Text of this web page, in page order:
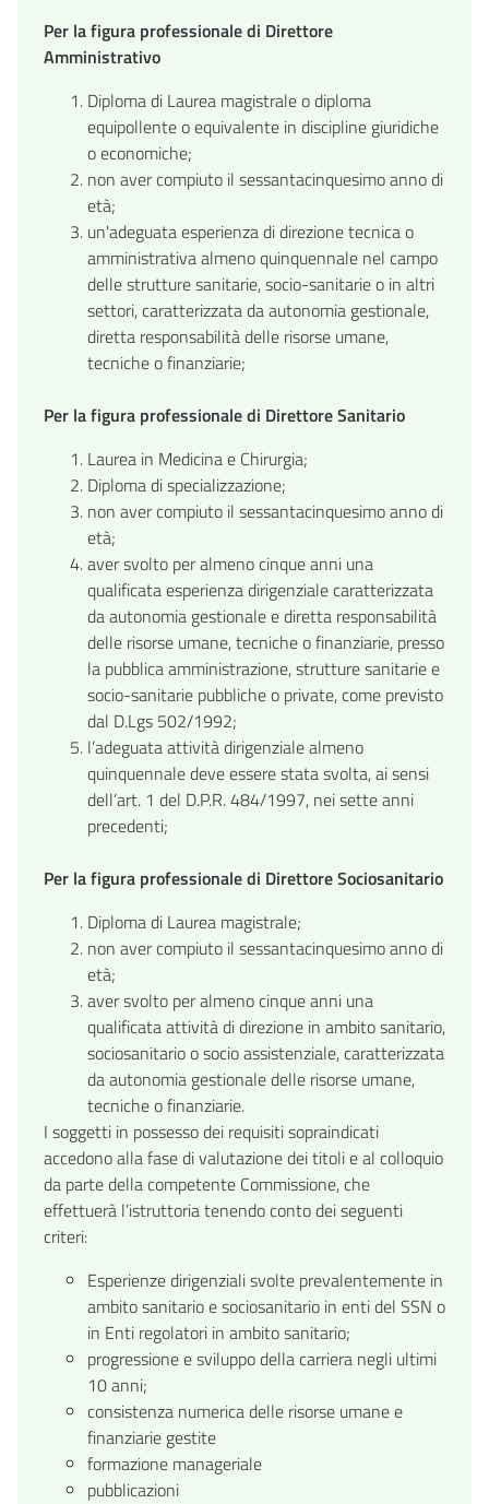
Per la figura professionale di Direttore
Amministrativo
Diploma di Laurea magistrale o diploma
equipollente o equivalente in discipline giuridiche
o economiche;
non aver compiuto il sessantacinquesimo anno di
età;
un'adeguata esperienza di direzione tecnica o
amministrativa almeno quinquennale nel campo
delle strutture sanitarie, socio-sanitarie o in altri
settori, caratterizzata da autonomia gestionale,
diretta responsabilità delle risorse umane,
tecniche o finanziarie;
Per la figura professionale di Direttore Sanitario
Laurea in Medicina e Chirurgia;
Diploma di specializzazione;
non aver compiuto il sessantacinquesimo anno di
età;
aver svolto per almeno cinque anni una
qualificata esperienza dirigenziale caratterizzata
da autonomia gestionale e diretta responsabilità
delle risorse umane, tecniche o finanziarie, presso
la pubblica amministrazione, strutture sanitarie e
socio-sanitarie pubbliche o private, come previsto
dal D.Lgs 502/1992;
l’adeguata attività dirigenziale almeno
quinquennale deve essere stata svolta, ai sensi
dell’art. 1 del D.P.R. 484/1997, nei sette anni
precedenti;
Per la figura professionale di Direttore Sociosanitario
Diploma di Laurea magistrale;
non aver compiuto il sessantacinquesimo anno di
età;
aver svolto per almeno cinque anni una
qualificata attività di direzione in ambito sanitario,
sociosanitario o socio assistenziale, caratterizzata
da autonomia gestionale delle risorse umane,
tecniche o finanziarie.
I soggetti in possesso dei requisiti sopraindicati
accedono alla fase di valutazione dei titoli e al colloquio
da parte della competente Commissione, che
effettuerà l’istruttoria tenendo conto dei seguenti
criteri:
Esperienze dirigenziali svolte prevalentemente in
ambito sanitario e sociosanitario in enti del SSN o
in Enti regolatori in ambito sanitario;
progressione e sviluppo della carriera negli ultimi
10 anni;
consistenza numerica delle risorse umane e
finanziarie gestite
formazione manageriale
pubblicazioni